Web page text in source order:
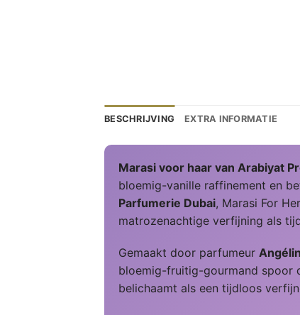
BESCHRIJVING EXTRA INFORMATIE
Marasi voor haar van Arabiyat
bloemig-vanille raffinement en
Parfumerie Dubai, Marasi For
matrozenachtige verfijning als
Gemaakt door parfumeur
bloemig-fruitig-gourmand spoor
belichaamt als een tijdloos